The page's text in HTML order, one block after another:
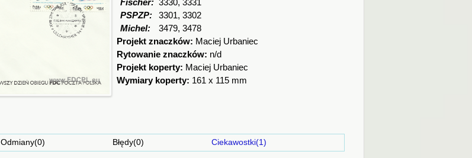
Fischer: 3330, 3331
PSPZP:
3301, 3302
Michel:
3479, 3478
Projekt znaczków: Maciej Urbaniec
Rytowanie znaczków: n/d
Projekt koperty: Maciej Urbaniec
Wymiary koperty: 161 x 115 mm
Odmiany(0) Błędy(0) Ciekawostki(1)